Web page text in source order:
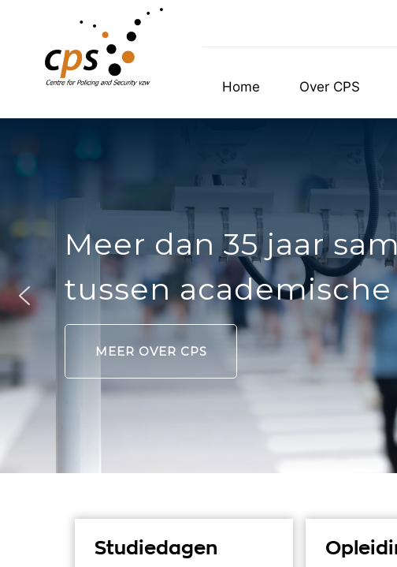
Home Over CPS
Meer dan 35 jaar
tussen
MEER OVER CPS
Studiedagen